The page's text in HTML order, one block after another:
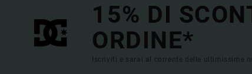
15% DI
ORDINE*
Iscriviti e sarai al corrente delle ultimissime